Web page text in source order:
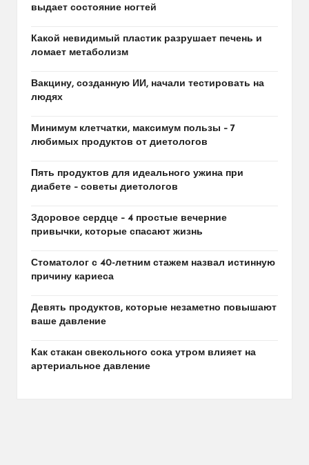
выдает состояние ногтей
Какой невидимый пластик разрушает печень и
ломает метаболизм
Вакцину, созданную ИИ, начали тестировать на
людях
Минимум клетчатки, максимум пользы – 7
любимых продуктов от диетологов
Пять продуктов для идеального ужина при
диабете – советы диетологов
Здоровое сердце – 4 простые вечерние
привычки, которые спасают жизнь
Стоматолог с 40-летним стажем назвал истинную
причину кариеса
Девять продуктов, которые незаметно повышают
ваше давление
Как стакан свекольного сока утром влияет на
артериальное давление